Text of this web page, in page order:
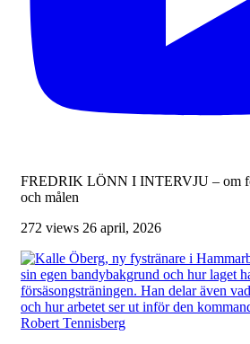
FREDRIK LÖNN I INTERVJU – om
och målen
272 views 26 april, 2026